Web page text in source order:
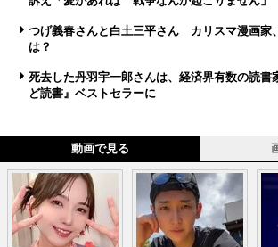
つげ義春さんと白土三平さん カリスマ漫画家
は？
死去した丹羽宇一郎さんは、経済界有数の読
ど読書』ベストセラーに
動画で見る